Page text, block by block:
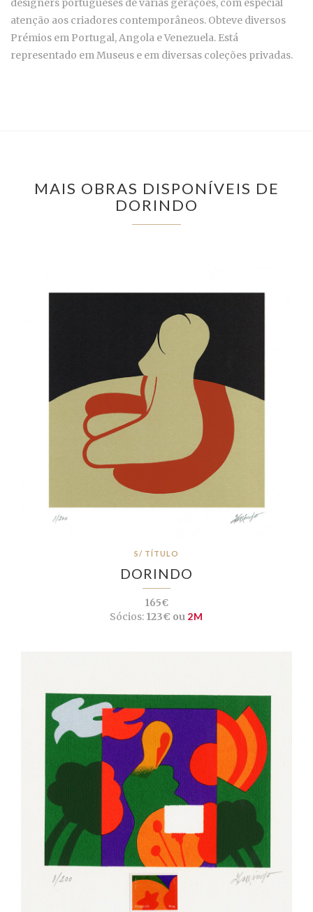
designers portugueses de várias gerações, com especial
atenção aos criadores contemporâneos. Obteve diversos
Prémios em Portugal, Angola e Venezuela. Está
representado em Museus e em diversas coleções privadas.
MAIS OBRAS DISPONÍVEIS DE
DORINDO
S/ TÍTULO
DORINDO
165€
Sócios: 123€ ou 2M